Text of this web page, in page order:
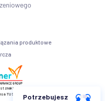
produktowe
znakiem towarowym należącym
TU S.A. Vienna Insurance Group
Potrzebujesz